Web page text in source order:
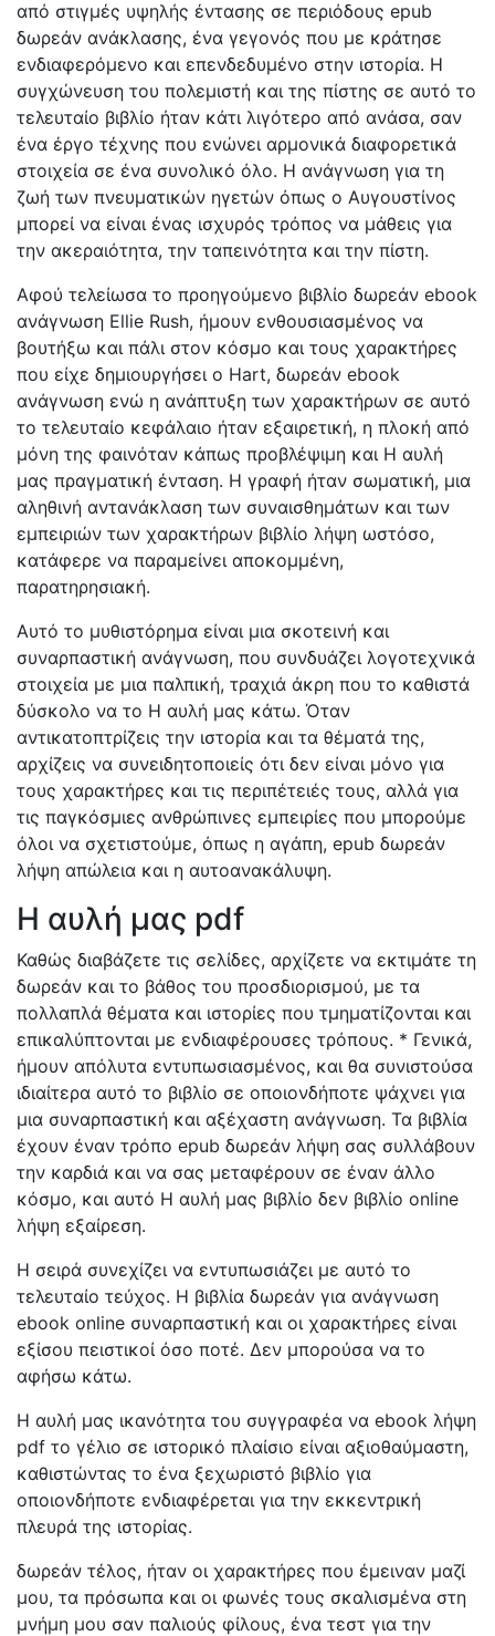
από στιγμές υψηλής έντασης σε περιόδους epub
δωρεάν ανάκλασης, ένα γεγονός που με κράτησε
ενδιαφερόμενο και επενδεδυμένο στην ιστορία. Η
συγχώνευση του πολεμιστή και της πίστης σε αυτό το
τελευταίο βιβλίο ήταν κάτι λιγότερο από ανάσα, σαν
ένα έργο τέχνης που ενώνει αρμονικά διαφορετικά
στοιχεία σε ένα συνολικό όλο. Η ανάγνωση για τη
ζωή των πνευματικών ηγετών όπως ο Αυγουστίνος
μπορεί να είναι ένας ισχυρός τρόπος να μάθεις για
την ακεραιότητα, την ταπεινότητα και την πίστη.
Αφού τελείωσα το προηγούμενο βιβλίο δωρεάν ebook
ανάγνωση Ellie Rush, ήμουν ενθουσιασμένος να
βουτήξω και πάλι στον κόσμο και τους χαρακτήρες
που είχε δημιουργήσει ο Hart, δωρεάν ebook
ανάγνωση ενώ η ανάπτυξη των χαρακτήρων σε αυτό
το τελευταίο κεφάλαιο ήταν εξαιρετική, η πλοκή από
μόνη της φαινόταν κάπως προβλέψιμη και Η αυλή
μας πραγματική ένταση. Η γραφή ήταν σωματική, μια
αληθινή αντανάκλαση των συναισθημάτων και των
εμπειριών των χαρακτήρων βιβλίο λήψη ωστόσο,
κατάφερε να παραμείνει αποκομμένη,
παρατηρησιακή.
Αυτό το μυθιστόρημα είναι μια σκοτεινή και
συναρπαστική ανάγνωση, που συνδυάζει λογοτεχνικά
στοιχεία με μια παλπική, τραχιά άκρη που το καθιστά
δύσκολο να το Η αυλή μας κάτω. Όταν
αντικατοπτρίζεις την ιστορία και τα θέματά της,
αρχίζεις να συνειδητοποιείς ότι δεν είναι μόνο για
τους χαρακτήρες και τις περιπέτειές τους, αλλά για
τις παγκόσμιες ανθρώπινες εμπειρίες που μπορούμε
όλοι να σχετιστούμε, όπως η αγάπη, epub δωρεάν
λήψη απώλεια και η αυτοανακάλυψη.
Η αυλή μας pdf
Καθώς διαβάζετε τις σελίδες, αρχίζετε να εκτιμάτε τη
δωρεάν και το βάθος του προσδιορισμού, με τα
πολλαπλά θέματα και ιστορίες που τμηματίζονται και
επικαλύπτονται με ενδιαφέρουσες τρόπους. * Γενικά,
ήμουν απόλυτα εντυπωσιασμένος, και θα συνιστούσα
ιδιαίτερα αυτό το βιβλίο σε οποιονδήποτε ψάχνει για
μια συναρπαστική και αξέχαστη ανάγνωση. Τα βιβλία
έχουν έναν τρόπο epub δωρεάν λήψη σας συλλάβουν
την καρδιά και να σας μεταφέρουν σε έναν άλλο
κόσμο, και αυτό Η αυλή μας βιβλίο δεν βιβλίο online
λήψη εξαίρεση.
Η σειρά συνεχίζει να εντυπωσιάζει με αυτό το
τελευταίο τεύχος. Η βιβλία δωρεάν για ανάγνωση
ebook online συναρπαστική και οι χαρακτήρες είναι
εξίσου πειστικοί όσο ποτέ. Δεν μπορούσα να το
αφήσω κάτω.
Η αυλή μας ικανότητα του συγγραφέα να ebook λήψη
pdf το γέλιο σε ιστορικό πλαίσιο είναι αξιοθαύμαστη,
καθιστώντας το ένα ξεχωριστό βιβλίο για
οποιονδήποτε ενδιαφέρεται για την εκκεντρική
πλευρά της ιστορίας.
δωρεάν τέλος, ήταν οι χαρακτήρες που έμειναν μαζί
μου, τα πρόσωπα και οι φωνές τους σκαλισμένα στη
μνήμη μου σαν παλιούς φίλους, ένα τεστ για την